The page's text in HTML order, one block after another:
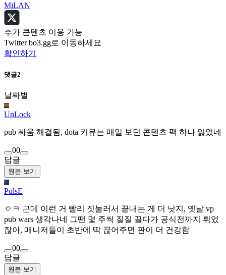
MiLAN
추가 콘텐츠 이용 가능
Twitter bo3.gg로 이동하세요
확인하기
댓글2
날짜별
UnLock
pub 싸움 해결됨, dota 커뮤는 매일 보던 콘텐츠 팩 하나 잃었네
00
답글
원본 보기
PulsE
ㅇㅋ 근데 이런 거 빨리 짓눌러서 끝내는 게 더 낫지, 옛날 vp
pub wars 생각나네 그땐 몇 주씩 질질 끌다가 공식전까지 튀었
잖아, 매니저들이 초반에 딱 끊어주면 판이 더 건강함
00
답글
원본 보기